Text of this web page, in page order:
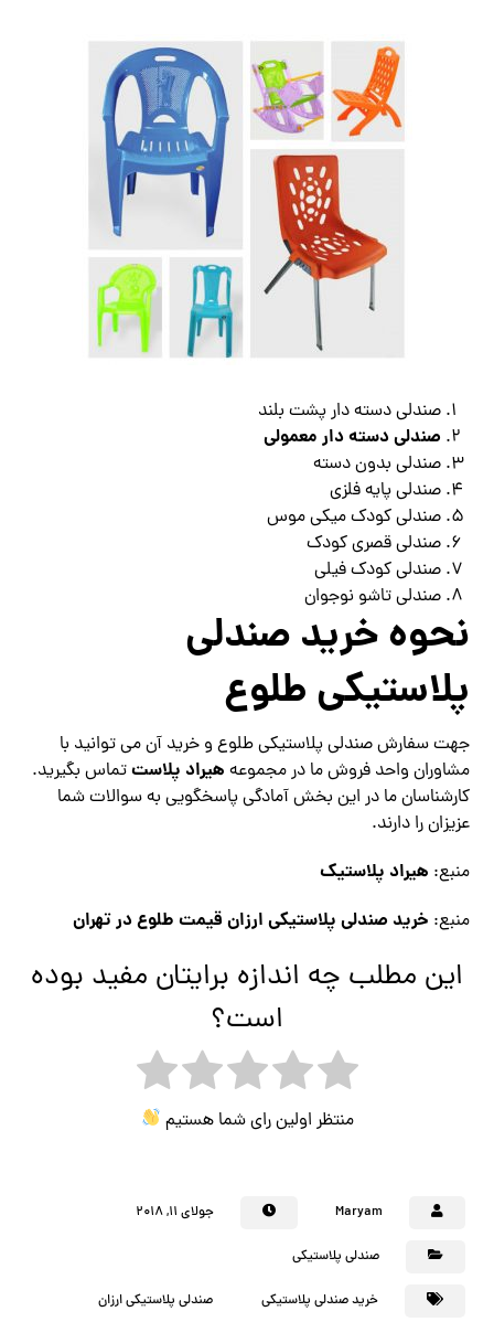
صندلی دسته دار پشت بلند
صندلی دسته دار معمولی
صندلی بدون دسته
صندلی پایه فلزی
صندلی کودک میکی موس
صندلی قصری کودک
صندلی کودک فیلی
صندلی تاشو نوجوان
نحوه خرید صندلی
پلاستیکی طلوع
جهت سفارش صندلی پلاستیکی طلوع و خرید آن می توانید با
مشاوران واحد فروش ما در مجموعه هیراد پلاستتماس بگیرید.
کارشناسان ما در این بخش آمادگی پاسخگویی به سوالات شما
عزیزان را دارند.
منبع: هیراد پلاستیک
منبع: خرید صندلی پلاستیکی ارزان قیمت طلوع در تهران
این مطلب چه اندازه برایتان مفید بوده
است؟
منتظر اولین رای شما هستیم
Maryam جولای ۱۱, ۲۰۱۸
صندلی پلاستیکی
خرید صندلی پلاستیکی صندلی پلاستیکی ارزان